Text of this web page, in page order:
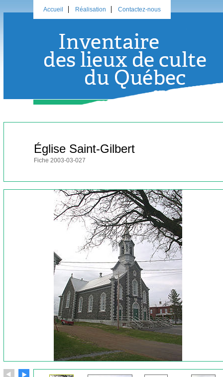
Accueil Réalisation Contactez-nous
Église Saint-Gilbert
Fiche 2003-03-027